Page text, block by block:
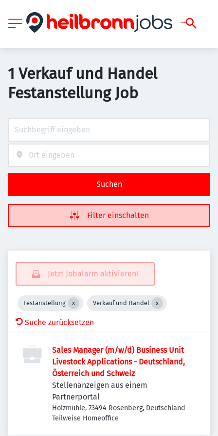
1 Verkauf und Handel
Festanstellung Job
Suchen
Filter einschalten
Jetzt Jobalarm aktivieren!
Festanstellung Verkauf und Handel
Suche zurücksetzen
Sales Manager (m/w/d) Business Unit
Livestock Applications - Deutschland,
Österreich und Schweiz
Stellenanzeigen aus einem
Partnerportal
Holzmühle, 73494 Rosenberg, Deutschland
Teilweise Homeoffice